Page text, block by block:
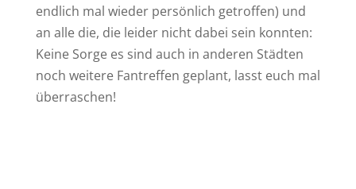
endlich mal wieder persönlich getroffen) und
an alle die, die leider nicht dabei sein konnten:
Keine Sorge es sind auch in anderen Städten
noch weitere Fantreffen geplant, lasst euch mal
überraschen!